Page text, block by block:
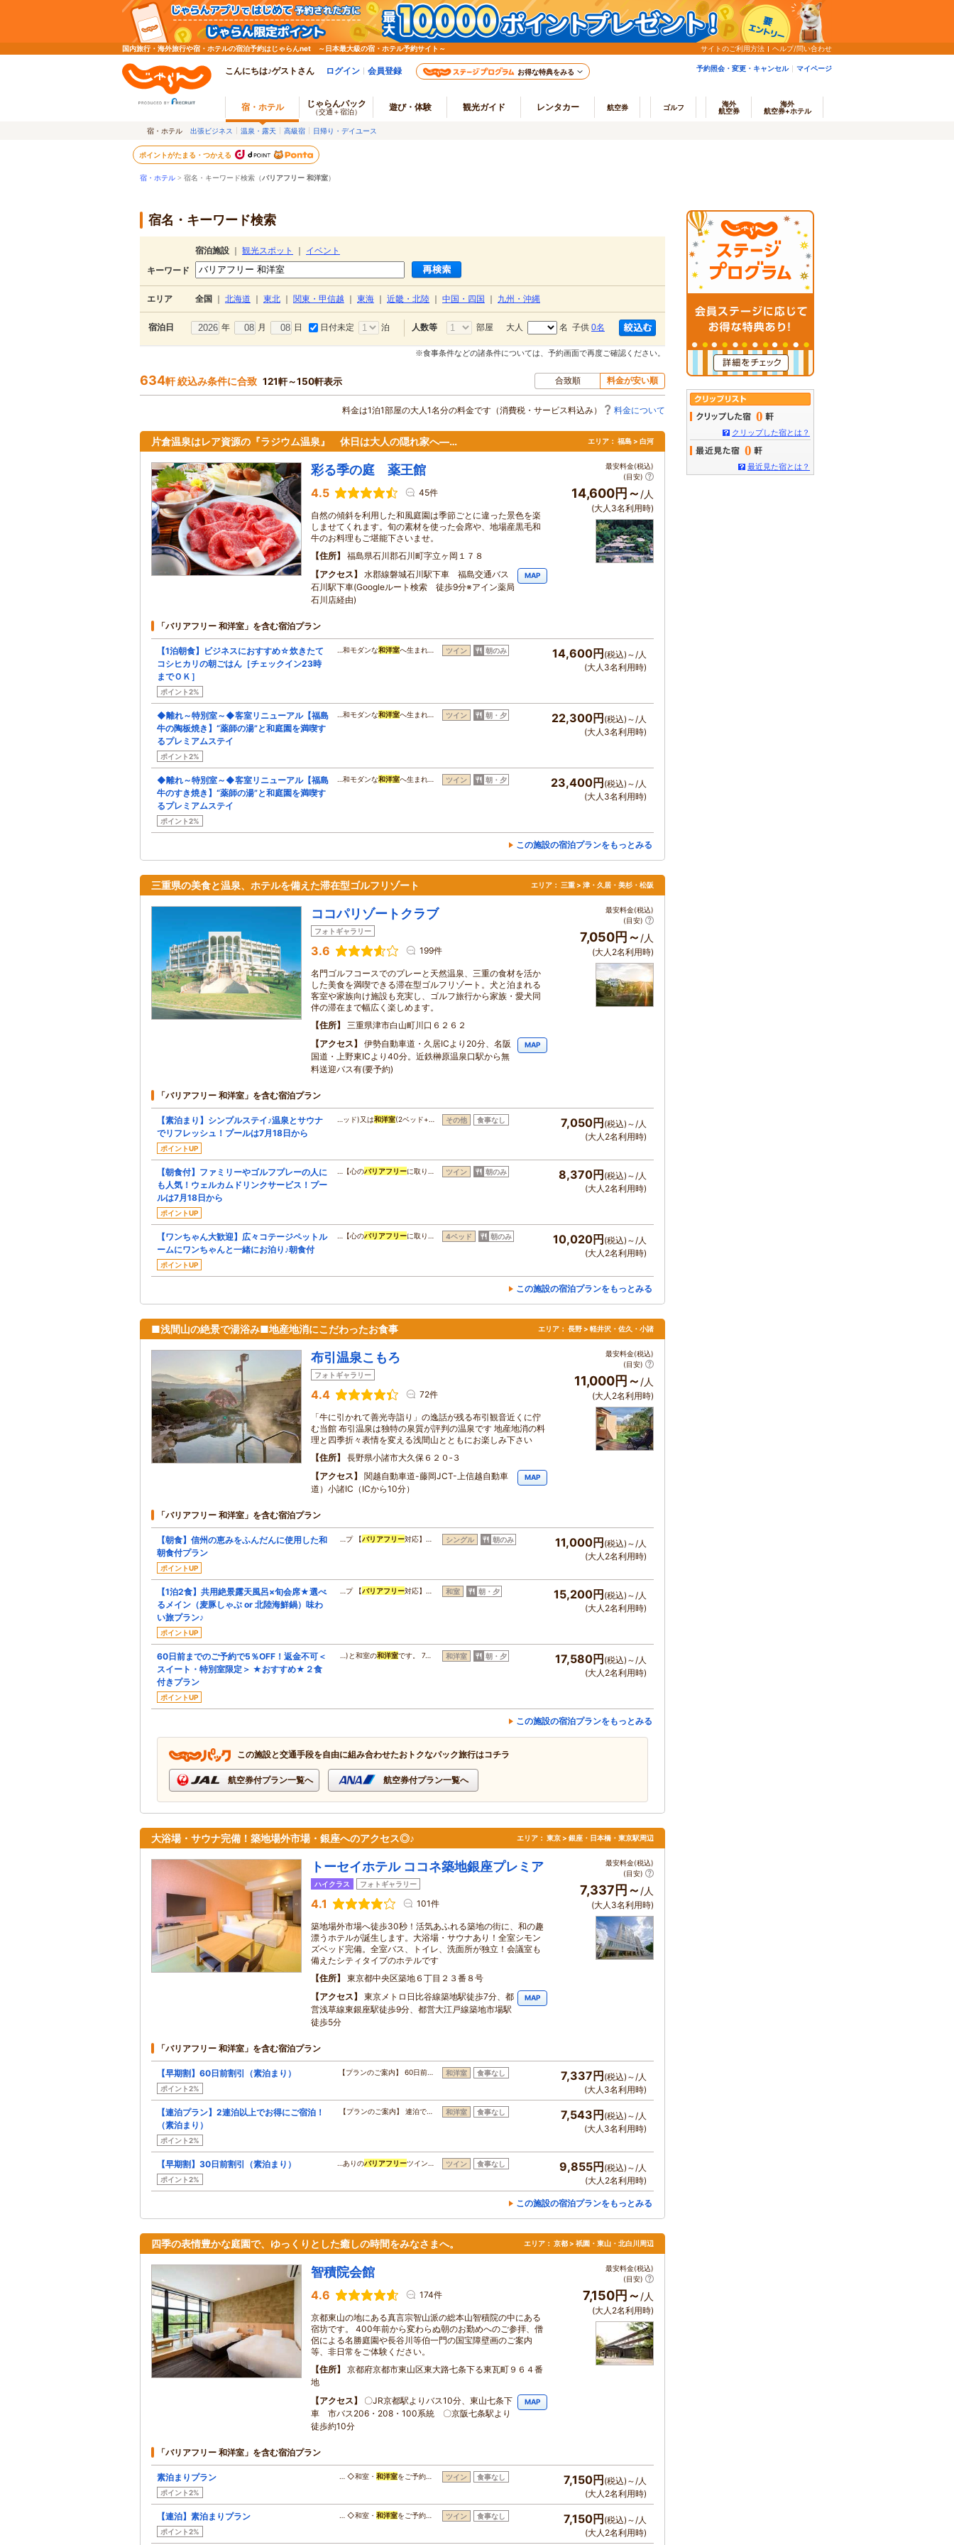
国内旅行・海外旅行や宿・ホテルの宿泊予約はじゃらんnet ～日本最大級の宿・ホテル予約サイト～ サイトのご利用方法 ヘルプ/問い合わせ
こんにちは♪ゲストさん ログイン 会員登録 お得な特典をみる 予約照会・変更・キャンセル マイページ
宿・ホテル じゃらんパック
（交通＋宿泊） 遊び・体験 観光ガイド レンタカー 航空券 ゴルフ
海外
航空券
海外
航空券+ホテル
宿・ホテル 出張ビジネス 温泉・露天 高級宿 日帰り・デイユース
ポイントがたまる・つかえる
宿・ホテル > 宿名・キーワード検索（バリアフリー 和洋室）
宿名・キーワード検索
宿泊施設 観光スポット
イベント
キーワード
エリア 全国 北海道 東北 関東・甲信越 東海 近畿・北陸 中国・四国 九州・沖縄
宿泊日 年 月 日 日付未定 泊 人数等 部屋 大人 名 子供 0名
※食事条件などの諸条件については、予約画面で再度ご確認ください。
634軒 絞込み条件に合致 121軒～150軒表示 合致順 料金が安い順
料金は1泊1部屋の大人1名分の料金です（消費税・サービス料込み） 料金について
片倉温泉はレア資源の『ラジウム温泉』 休日は大人の隠れ家へ―… エリア： 福島 > 白河
彩る季の庭 薬王館
4.5 45件
自然の傾斜を利用した和風庭園は季節ごとに違った景色を楽
しませてくれます。旬の素材を使った会席や、地場産黒毛和
牛のお料理もご堪能下さいませ。
住所
福島県石川郡石川町字立ヶ岡１７８
アクセス
水郡線磐城石川駅下車 福島交通バス
石川駅下車(Googleルート検索 徒歩9分※アイン薬局
石川店経由)
MAP
最安料金(税込)
(目安)
14,600円～ /人
(大人3名利用時)
「バリアフリー 和洋室」を含む宿泊プラン
【1泊朝食】ビジネスにおすすめ☆炊きたて
コシヒカリの朝ごはん［チェックイン23時
までＯＫ］
ポイント2%
…和モダンな和洋室へ生まれ… ツイン 朝のみ 14,600円 (税込)～/人
(大人3名利用時)
◆離れ～特別室～◆客室リニューアル【福島
牛の陶板焼き】“薬師の湯”と和庭園を満喫す
るプレミアムステイ
ポイント2%
…和モダンな和洋室へ生まれ… ツイン 朝・夕 22,300円 (税込)～/人
(大人3名利用時)
◆離れ～特別室～◆客室リニューアル【福島
牛のすき焼き】“薬師の湯”と和庭園を満喫す
るプレミアムステイ
ポイント2%
…和モダンな和洋室へ生まれ… ツイン 朝・夕 23,400円 (税込)～/人
(大人3名利用時)
この施設の宿泊プランをもっとみる
三重県の美食と温泉、ホテルを備えた滞在型ゴルフリゾート エリア： 三重 > 津・久居・美杉・松阪
ココパリゾートクラブ
フォトギャラリー
3.6 199件
名門ゴルフコースでのプレーと天然温泉、三重の食材を活か
した美食を満喫できる滞在型ゴルフリゾート。犬と泊まれる
客室や家族向け施設も充実し、ゴルフ旅行から家族・愛犬同
伴の滞在まで幅広く楽しめます。
住所
三重県津市白山町川口６２６２
アクセス
伊勢自動車道・久居ICより20分、名阪
国道・上野東ICより40分。近鉄榊原温泉口駅から無
料送迎バス有(要予約)
MAP
最安料金(税込)
(目安)
7,050円～ /人
(大人2名利用時)
「バリアフリー 和洋室」を含む宿泊プラン
【素泊まり】シンプルステイ♪温泉とサウナ
でリフレッシュ！プールは7月18日から
ポイントUP
…ッド)又は和洋室(2ベッド+… その他 食事なし 7,050円 (税込)～/人
(大人2名利用時)
【朝食付】ファミリーやゴルフプレーの人に
も人気！ウェルカムドリンクサービス！プー
ルは7月18日から
ポイントUP
…【心のバリアフリーに取り… ツイン 朝のみ 8,370円 (税込)～/人
(大人2名利用時)
【ワンちゃん大歓迎】広々コテージペットル
ームにワンちゃんと一緒にお泊り♪朝食付
ポイントUP
…【心のバリアフリーに取り… 4ベッド 朝のみ 10,020円 (税込)～/人
(大人2名利用時)
この施設の宿泊プランをもっとみる
■浅間山の絶景で湯浴み■地産地消にこだわったお食事 エリア： 長野 > 軽井沢・佐久・小諸
布引温泉こもろ
フォトギャラリー
4.4 72件
「牛に引かれて善光寺詣り」の逸話が残る布引観音近くに佇
む当館 布引温泉は独特の泉質が評判の温泉です 地産地消の料
理と四季折々表情を変える浅間山とともにお楽しみ下さい
住所
長野県小諸市大久保６２０‐３
アクセス
関越自動車道-藤岡JCT-上信越自動車
道）小諸IC（ICから10分）
MAP
最安料金(税込)
(目安)
11,000円～ /人
(大人2名利用時)
「バリアフリー 和洋室」を含む宿泊プラン
【朝食】信州の恵みをふんだんに使用した和
朝食付プラン
ポイントUP
…プ 【バリアフリー対応】… シングル 朝のみ 11,000円 (税込)～/人
(大人2名利用時)
【1泊2食】共用絶景露天風呂×旬会席★選べ
るメイン（麦豚しゃぶ or 北陸海鮮鍋）味わ
い旅プラン♪
ポイントUP
…プ 【バリアフリー対応】… 和室 朝・夕 15,200円 (税込)～/人
(大人2名利用時)
60日前までのご予約で5％OFF！返金不可＜
スイート・特別室限定＞ ★おすすめ★２食
付きプラン
ポイントUP
…)と和室の和洋室です。 7… 和洋室 朝・夕 17,580円 (税込)～/人
(大人2名利用時)
この施設の宿泊プランをもっとみる
この施設と交通手段を自由に組み合わせたおトクなパック旅行はコチラ
航空券付プラン一覧へ 航空券付プラン一覧へ
大浴場・サウナ完備！築地場外市場・銀座へのアクセス◎♪ エリア： 東京 > 銀座・日本橋・東京駅周辺
トーセイホテル ココネ築地銀座プレミア
ハイクラス フォトギャラリー
4.1 101件
築地場外市場へ徒歩30秒！活気あふれる築地の街に、和の趣
漂うホテルが誕生します。大浴場・サウナあり！全室シモン
ズベッド完備。全室バス、トイレ、洗面所が独立！会議室も
備えたシティタイプのホテルです
住所
東京都中央区築地６丁目２３番８号
アクセス
東京メトロ日比谷線築地駅徒歩7分、都
営浅草線東銀座駅徒歩9分、都営大江戸線築地市場駅
徒歩5分
MAP
最安料金(税込)
(目安)
7,337円～ /人
(大人3名利用時)
「バリアフリー 和洋室」を含む宿泊プラン
【早期割】60日前割引（素泊まり）
ポイント2%
【プランのご案内】 60日前… 和洋室 食事なし 7,337円 (税込)～/人
(大人3名利用時)
【連泊プラン】2連泊以上でお得にご宿泊！
（素泊まり）
ポイント2%
【プランのご案内】 連泊で… 和洋室 食事なし 7,543円 (税込)～/人
(大人3名利用時)
【早期割】30日前割引（素泊まり）
ポイント2%
…ありのバリアフリーツイン… ツイン 食事なし 9,855円 (税込)～/人
(大人2名利用時)
この施設の宿泊プランをもっとみる
四季の表情豊かな庭園で、ゆっくりとした癒しの時間をみなさまへ。 エリア： 京都 > 祇園・東山・北白川周辺
智積院会館
4.6 174件
京都東山の地にある真言宗智山派の総本山智積院の中にある
宿坊です。 400年前から変わらぬ朝のお勤めへのご参拝、僧
侶による名勝庭園や長谷川等伯一門の国宝障壁画のご案内
等、非日常をご体験ください。
住所
京都府京都市東山区東大路七条下る東瓦町９６４番
地
アクセス
〇JR京都駅よりバス10分、東山七条下
車 市バス206・208・100系統 〇京阪七条駅より
徒歩約10分
MAP
最安料金(税込)
(目安)
7,150円～ /人
(大人2名利用時)
「バリアフリー 和洋室」を含む宿泊プラン
素泊まりプラン
ポイント2%
… ◇和室・ 和洋室をご予約… ツイン 食事なし 7,150円 (税込)～/人
(大人2名利用時)
【連泊】素泊まりプラン
ポイント2%
… ◇和室・ 和洋室をご予約… ツイン 食事なし 7,150円 (税込)～/人
(大人2名利用時)
0
クリップした宿とは？
0
最近見た宿とは？